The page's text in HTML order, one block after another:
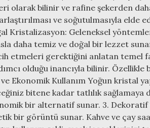
olarak bilinir ve rafine şekerden
ve soğutulmasıyla elde
Kristalizasyon: Geleneksel
daha temiz ve doğal bir lezzet
etmeleri gerektiğini anlatan temel
olduğu inancıyla bilinir.
Ekonomik Kullanım Yoğun kristal
bitene kadar tatlılık
bir alternatif sunar. 3. Dekoratif
bir görüntü sunar. Kahve ve çay